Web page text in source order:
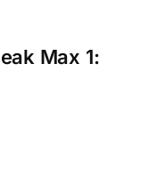
Max 1: